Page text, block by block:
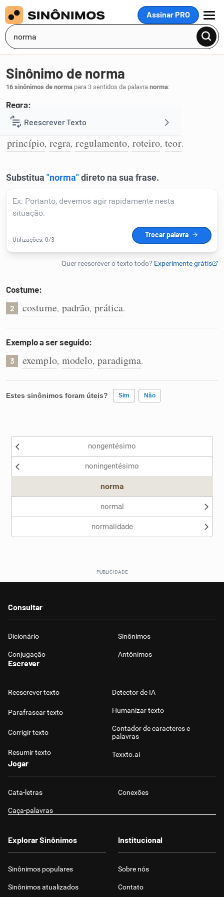
Assinar PRO
MENU
Reescrever Texto
Resumir Texto
Corrigir Texto
Detector de IA
Humanizador de IA
Cata-letras
Conexões
Caça-palavras
Sinônimo de norma
16 sinônimos de norma para 3 sentidos da palavra norma:
Regra:
1 diretriz,conduta preceito
princípio, regra, regulamento, roteiro, teor.
Costume:
2 costume, padrão, prática.
Exemplo a ser seguido:
3 exemplo, modelo, paradigma.
Estes sinônimos foram úteis? Sim Não
Nenhum dos sinônimos apresentados me ajudou
nongentésimo
noningentésimo
norma
normal
normalidade
Consultar
Dicionário Sinônimos
Conjugação Antônimos
Escrever
Reescrever texto
Parafrasear texto
Corrigir texto
Resumir texto
Detector de IA
Humanizar texto
Contador de caracteres e
palavras
Texxto.ai
Jogar
Cata-letras Conexões
Caça-palavras
Explorar Sinônimos
Sinônimos populares
Sinônimos atualizados
Institucional
Sobre nós
Contato